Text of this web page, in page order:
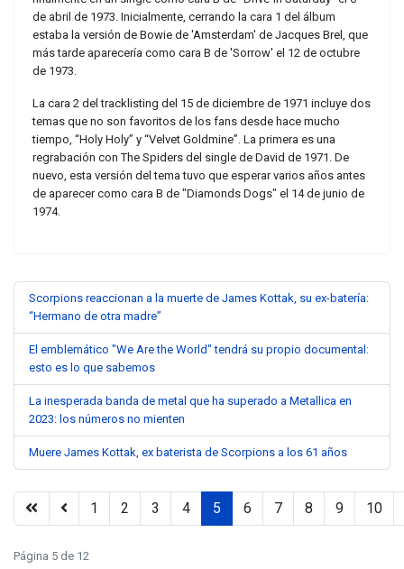
de abril de 1973. Inicialmente, cerrando la cara 1 del álbum
estaba la versión de Bowie de 'Amsterdam' de Jacques Brel, que
más tarde aparecería como cara B de 'Sorrow' el 12 de octubre
de 1973.
La cara 2 del tracklisting del 15 de diciembre de 1971 incluye dos
temas que no son favoritos de los fans desde hace mucho
tiempo, “Holy Holy” y “Velvet Goldmine”. La primera es una
regrabación con The Spiders del single de David de 1971. De
nuevo, esta versión del tema tuvo que esperar varios años antes
de aparecer como cara B de "Diamonds Dogs" el 14 de junio de
1974.
Scorpions reaccionan a la muerte de James Kottak, su ex-batería:
“Hermano de otra madre”
El emblemático "We Are the World" tendrá su propio documental:
esto es lo que sabemos
La inesperada banda de metal que ha superado a Metallica en
2023: los números no mienten
Muere James Kottak, ex baterista de Scorpions a los 61 años
1 2 3 4 5 6 7 8 9 10
Página 5 de 12